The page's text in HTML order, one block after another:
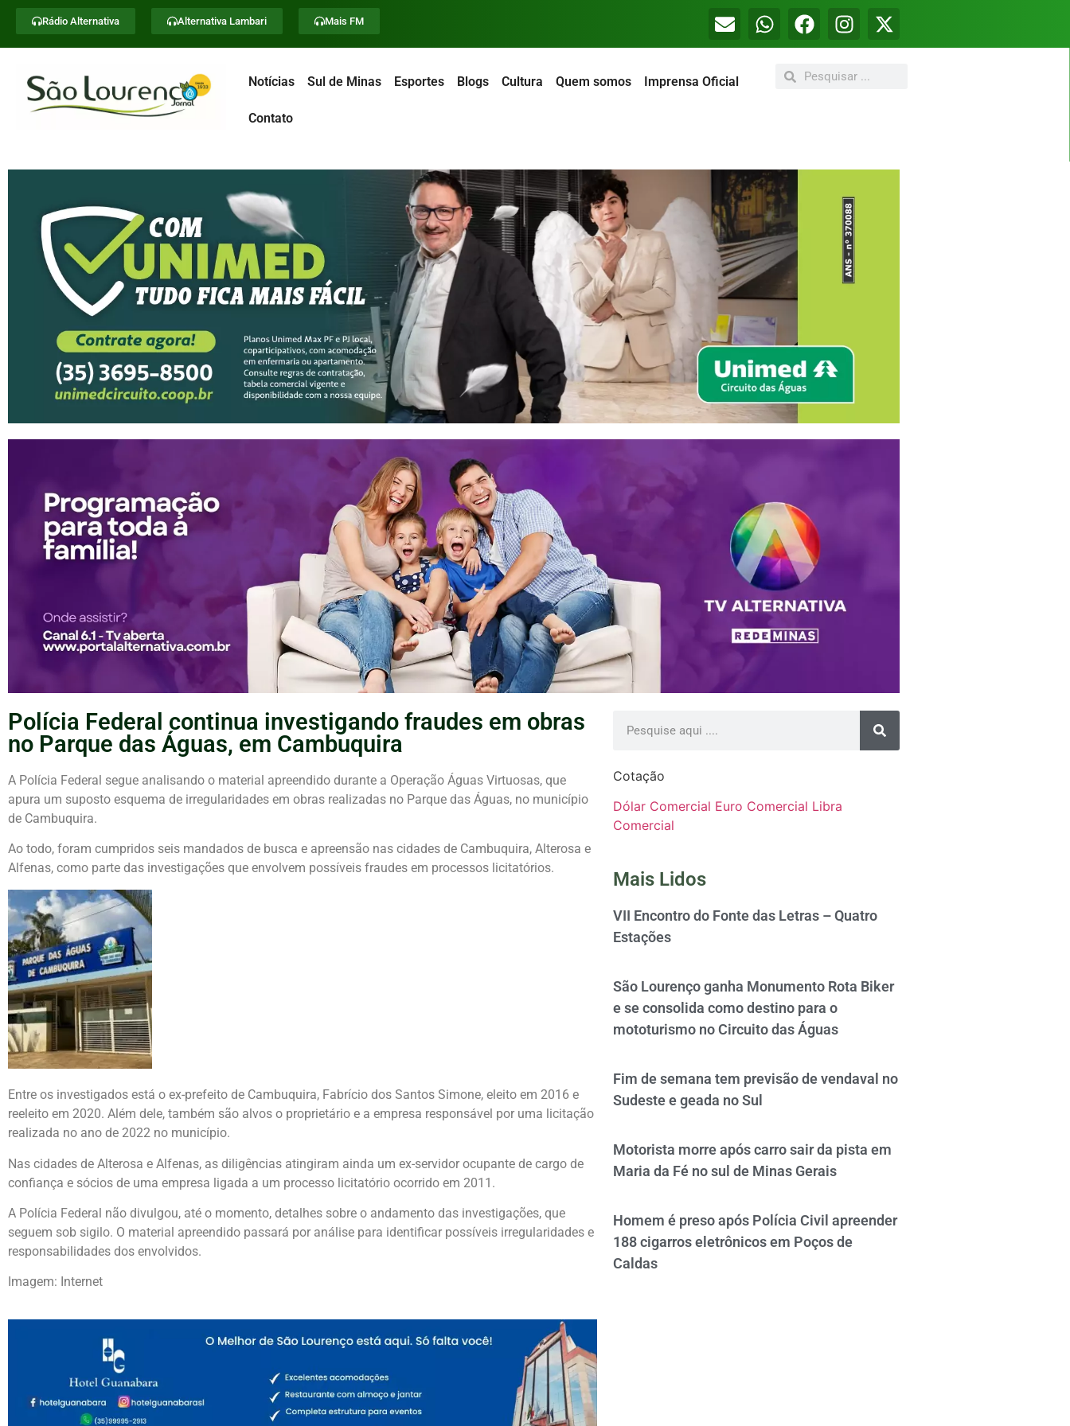
Rádio Alternativa Alternativa Lambari Mais FM
Notícias Sul de Minas Esportes Blogs Cultura Quem somos Imprensa Oficial
Contato
Polícia Federal continua investigando fraudes em obras
no Parque das Águas, em Cambuquira
A Polícia Federal segue analisando o material apreendido durante a Operação Águas Virtuosas, que
apura um suposto esquema de irregularidades em obras realizadas no Parque das Águas, no município
de Cambuquira.
Ao todo, foram cumpridos seis mandados de busca e apreensão nas cidades de Cambuquira, Alterosa e
Alfenas, como parte das investigações que envolvem possíveis fraudes em processos licitatórios.
Entre os investigados está o ex-prefeito de Cambuquira, Fabrício dos Santos Simone, eleito em 2016 e
reeleito em 2020. Além dele, também são alvos o proprietário e a empresa responsável por uma licitação
realizada no ano de 2022 no município.
Nas cidades de Alterosa e Alfenas, as diligências atingiram ainda um ex-servidor ocupante de cargo de
confiança e sócios de uma empresa ligada a um processo licitatório ocorrido em 2011.
A Polícia Federal não divulgou, até o momento, detalhes sobre o andamento das investigações, que
seguem sob sigilo. O material apreendido passará por análise para identificar possíveis irregularidades e
responsabilidades dos envolvidos.
Imagem: Internet
Cotação
Dólar Comercial Euro Comercial Libra
Comercial
Mais Lidos
VII Encontro do Fonte das Letras – Quatro
Estações
São Lourenço ganha Monumento Rota Biker
e se consolida como destino para o
mototurismo no Circuito das Águas
Fim de semana tem previsão de vendaval no
Sudeste e geada no Sul
Motorista morre após carro sair da pista em
Maria da Fé no sul de Minas Gerais
Homem é preso após Polícia Civil apreender
188 cigarros eletrônicos em Poços de
Caldas